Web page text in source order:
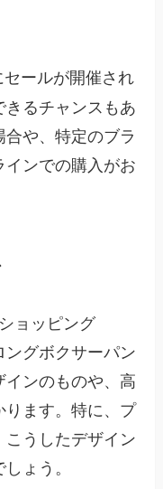
ールが開催され
るチャンスもあ
や、特定のブラ
ンでの購入がお
ョッピング
グボクサーパン
ンのものや、高
ます。特に、プ
うしたデザイン
ょう。